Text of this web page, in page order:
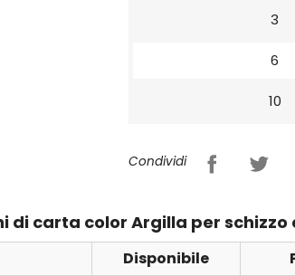
3
6
10
Condividi
carta color Argilla per schizzo
Disponibile